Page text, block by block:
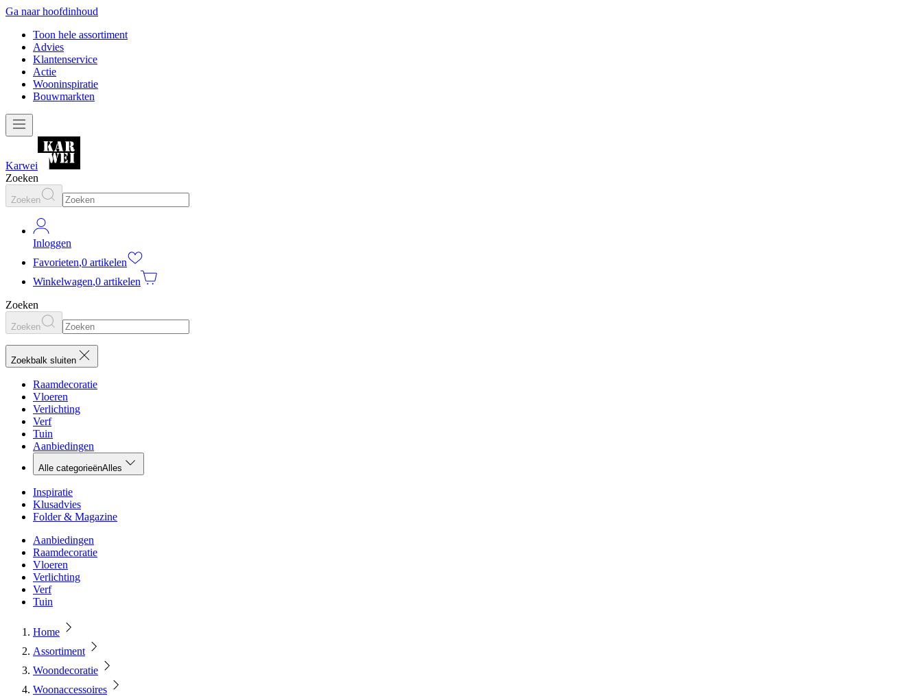
Ga naar hoofdinhoud
Toon hele assortiment
Advies
Klantenservice
Actie
Wooninspiratie
Bouwmarkten
Karwei
Zoeken
Zoeken
Inloggen
Favorieten,0 artikelen
Winkelwagen,0 artikelen
Zoeken
Zoeken
Zoekbalk sluiten
Raamdecoratie
Vloeren
Verlichting
Verf
Tuin
Aanbiedingen
Alle categorieënAlles
Inspiratie
Klusadvies
Folder & Magazine
Aanbiedingen
Raamdecoratie
Vloeren
Verlichting
Verf
Tuin
Home
Assortiment
Woondecoratie
Woonaccessoires